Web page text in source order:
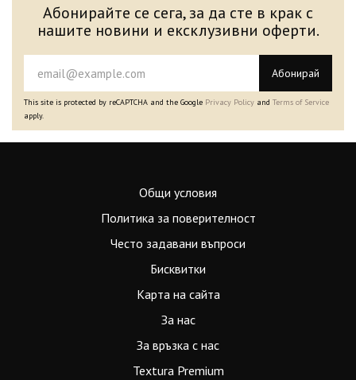
Абонирайте се сега, за да сте в крак с
нашите новини и ексклузивни оферти.
Абонирай
This site is protected by reCAPTCHA and the Google Privacy Policy and Terms of Service
apply.
Общи условия
Политика за поверителност
Често задавани въпроси
Бисквитки
Карта на сайта
За нас
За връзка с нас
Textura Premium